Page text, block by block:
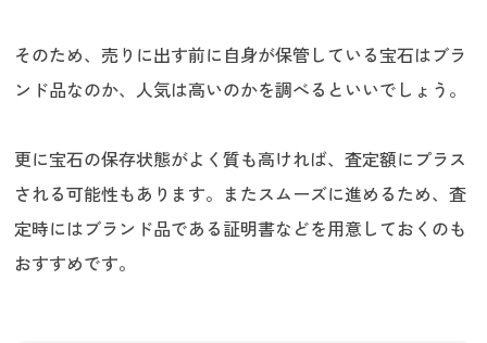
そのため、売りに出す前に自身が保管している宝石はブラ
ンド品なのか、人気は高いのかを調べるといいでしょう。
更に宝石の保存状態がよく質も高ければ、査定額にプラス
される可能性もあります。またスムーズに進めるため、査
定時にはブランド品である証明書などを用意しておくのも
おすすめです。